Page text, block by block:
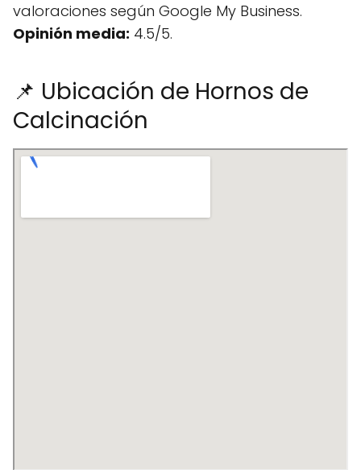
valoraciones según Google My Business.
Opinión media: 4.5/5.
📌 Ubicación de Hornos de
Calcinación